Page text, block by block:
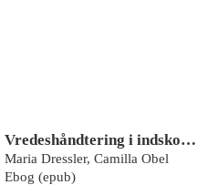
Vredeshåndtering i indskolingen og børnehaven
Maria Dressler, Camilla Obel
Ebog (epub)